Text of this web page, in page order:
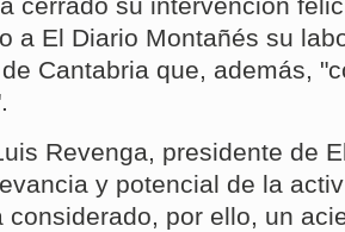
a El Diario Montañés su
Cantabria que, además,
Revenga, presidente de
y potencial de la
considerado, por ello, un